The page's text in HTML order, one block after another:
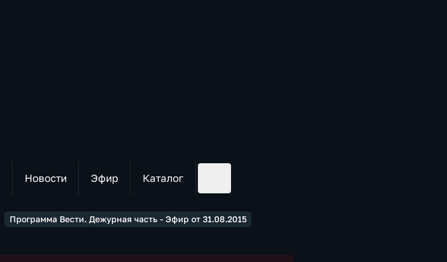
Новости Эфир Каталог
Программа Вести. Дежурная часть - Эфир от 31.08.2015